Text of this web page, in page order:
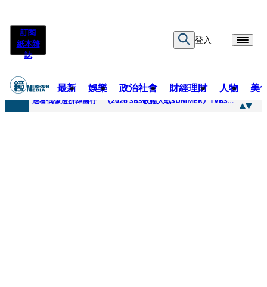
訂閱
紙本雜
誌
登入
最新 娛樂 政治社會 財經理財 人物 美
快訊
邊看偶像邊拚韓國行 《2026 SBS歌謠大戰SUMMER》TVBS直播祭追星福利